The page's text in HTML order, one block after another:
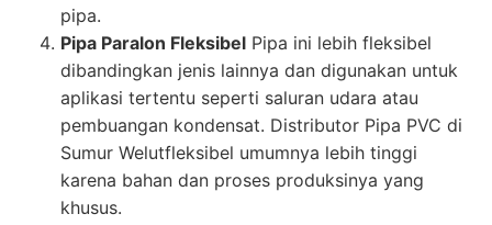
pipa.
Pipa Paralon Fleksibel Pipa ini lebih fleksibel
dibandingkan jenis lainnya dan digunakan untuk
aplikasi tertentu seperti saluran udara atau
pembuangan kondensat. Distributor Pipa PVC di
Sumur Welutfleksibel umumnya lebih tinggi
karena bahan dan proses produksinya yang
khusus.